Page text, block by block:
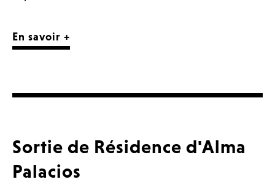
En savoir +
Sortie de Résidence d'Alma
Palacios